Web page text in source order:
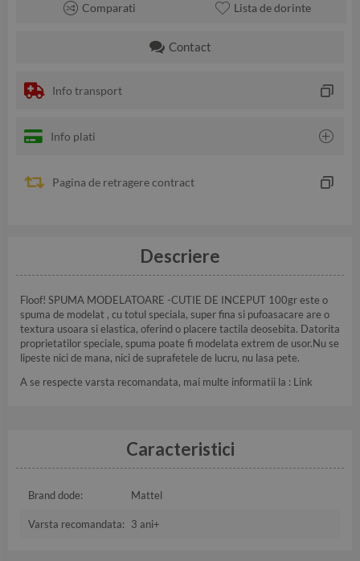
Comparati Lista de dorinte
Contact
Info transport
Info plati
Pagina de retragere contract
Descriere
Floof! SPUMA MODELATOARE -CUTIE DE INCEPUT 100gr este o
spuma de modelat , cu totul speciala, super fina si pufoasacare are o
textura usoara si elastica, oferind o placere tactila deosebita. Datorita
proprietatilor speciale, spuma poate fi modelata extrem de usor.Nu se
lipeste nici de mana, nici de suprafetele de lucru, nu lasa pete.
A se respecte varsta recomandata, mai multe informatii la : Link
Caracteristici
Brand dode: Mattel
Varsta recomandata: 3 ani+